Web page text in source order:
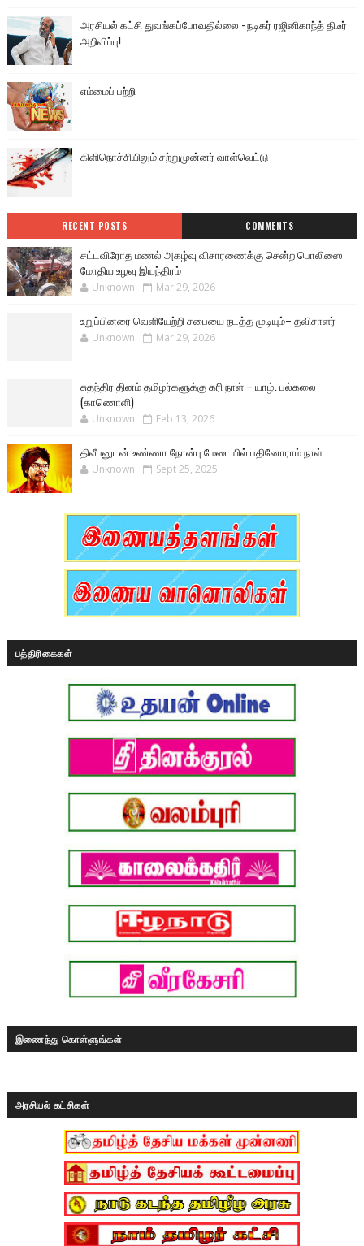
அரசியல் கட்சி துவங்கப்போவதில்லை - நடிகர் ரஜினிகாந்த் திடீர்
அறிவிப்பு!
எம்மைப் பற்றி
கிளிநொச்சியிலும் சற்றுமுன்னர் வாள்வெட்டு
RECENT POSTS COMMENTS
சட்டவிரோத மணல் அகழ்வு விசாரணைக்கு சென்ற பொலிஸை
மோதிய உழவு இயந்திரம்
Unknown Mar 29, 2026
உறுப்பினரை வெளியேற்றி சபையை நடத்த முடியும்– தவிசாளர்
Unknown Mar 29, 2026
சுதந்திர தினம் தமிழர்களுக்கு கரி நாள் – யாழ். பல்கலை
(காணொளி)
Unknown Feb 13, 2026
திலீபனுடன் உண்ணா நோன்பு மேடையில் பதினோராம் நாள்
Unknown Sept 25, 2025
பத்திரிகைகள்
இணைந்து கொள்ளுங்கள்
அரசியல் கட்சிகள்